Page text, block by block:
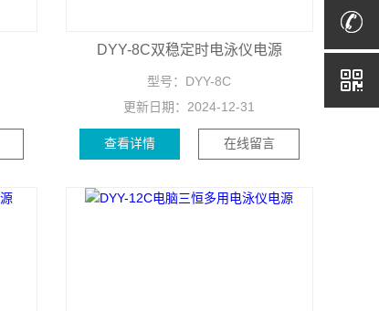
DYY-8C双稳定时电泳仪电源
型号： DYY-8C
更新日期： 2024-12-31
查看详情 在线留言